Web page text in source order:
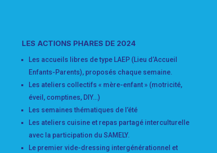
LES ACTIONS PHARES DE 2024
Les accueils libres de type LAEP (Lieu d’Accueil
Enfants-Parents), proposés chaque semaine.
Les ateliers collectifs « mère-enfant » (motricité,
éveil, comptines, DIY…)
Les semaines thématiques de l’été
Les ateliers cuisine et repas partagé interculturelle
avec la participation du SAMELY.
Le premier vide-dressing intergénérationnel et